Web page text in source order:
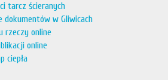
tarcz ścieranych
dokumentów w Gliwicach
rzeczy online
online
ciepła